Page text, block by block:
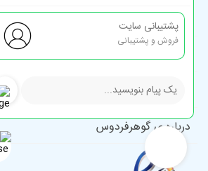
حساب کاربری
راهنمای مشتریان
دسته‌بندی‌های پرطرفدار
درباره ی گوهرفردوس
پشتیبانی سایت
فروش و پشتیبانی